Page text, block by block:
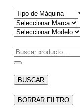
BUSCAR
BORRAR FILTRO
Necesarias
Estas
cookies no
son
Son
necesarias